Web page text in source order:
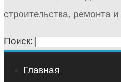
строительства, ремонта и
Поиск:
Главная